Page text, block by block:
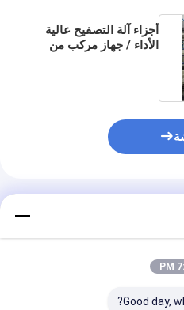
أجزاء آلة التصفيح عالية
الأداء / جهاز مركب من
Good day,